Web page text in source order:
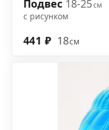
Подвес 18-25см
с рисунком
441 ₽ 18см